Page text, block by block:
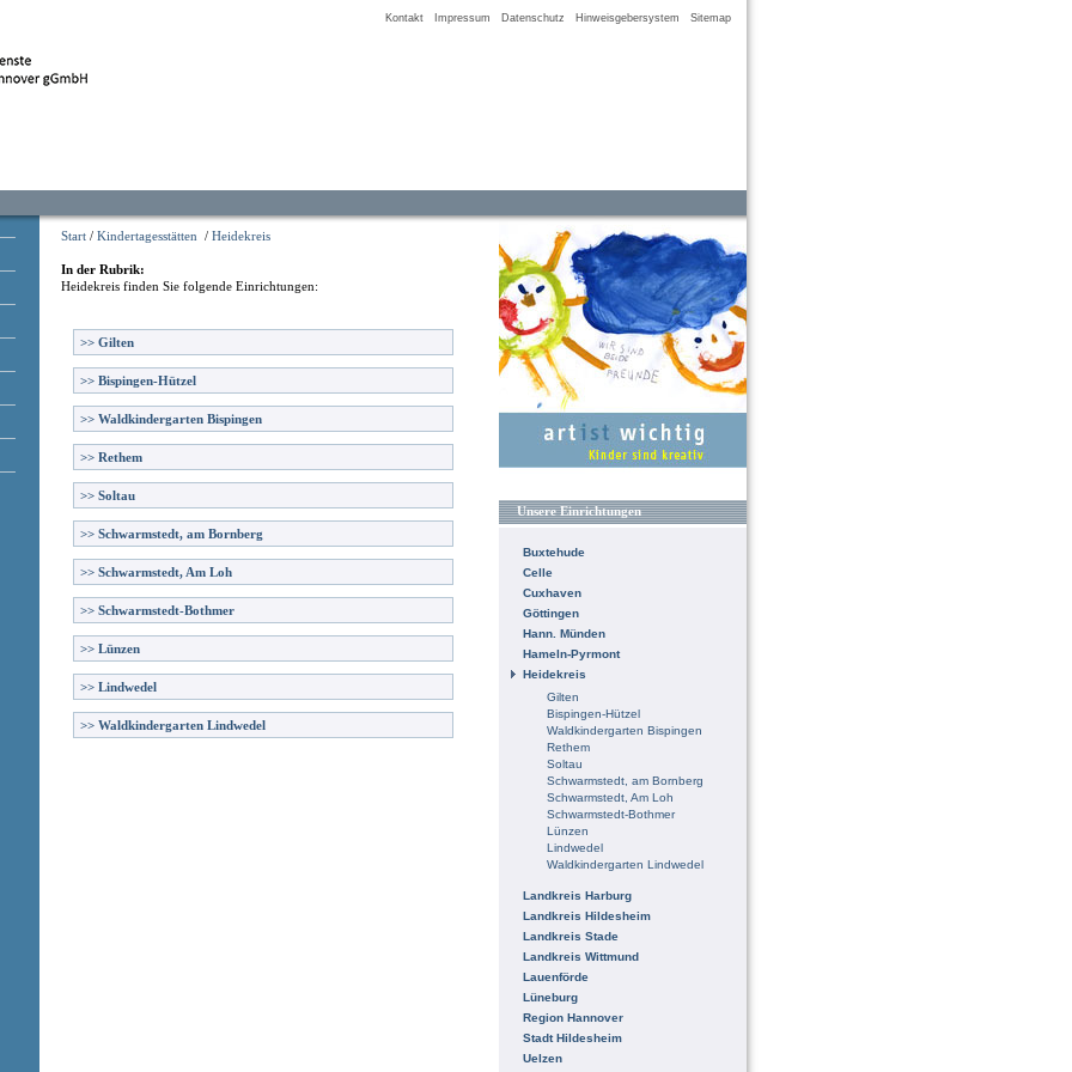
Kontakt Impressum Datenschutz Hinweisgebersystem Sitemap
Start / Kindertagesstätten / Heidekreis
In der Rubrik:
Heidekreis finden Sie folgende Einrichtungen:
>> Gilten
>> Bispingen-Hützel
>> Waldkindergarten Bispingen
>> Rethem
>> Soltau
>> Schwarmstedt, am Bornberg
>> Schwarmstedt, Am Loh
>> Schwarmstedt-Bothmer
>> Lünzen
>> Lindwedel
>> Waldkindergarten Lindwedel
Unsere Einrichtungen
Buxtehude
Celle
Cuxhaven
Göttingen
Hann. Münden
Hameln-Pyrmont
Heidekreis
Gilten
Bispingen-Hützel
Waldkindergarten Bispingen
Rethem
Soltau
Schwarmstedt, am Bornberg
Schwarmstedt, Am Loh
Schwarmstedt-Bothmer
Lünzen
Lindwedel
Waldkindergarten Lindwedel
Landkreis Harburg
Landkreis Hildesheim
Landkreis Stade
Landkreis Wittmund
Lauenförde
Lüneburg
Region Hannover
Stadt Hildesheim
Uelzen